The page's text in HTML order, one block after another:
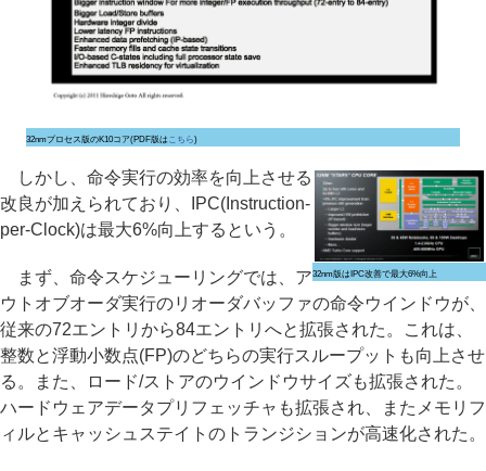
32nmプロセス版のK10コア(PDF版は こちら)
32nm版はIPC改善で最大6%向上
しかし、命令実行の効率を向上させる
改良が加えられており、IPC(Instruction-
per-Clock)は最大6%向上するという。
まず、命令スケジューリングでは、ア
ウトオブオーダ実行のリオーダバッファの命令ウインドウが、
従来の72エントリから84エントリへと拡張された。これは、
整数と浮動小数点(FP)のどちらの実行スループットも向上させ
る。また、ロード/ストアのウインドウサイズも拡張された。
ハードウェアデータプリフェッチャも拡張され、またメモリフ
ィルとキャッシュステイトのトランジションが高速化された。